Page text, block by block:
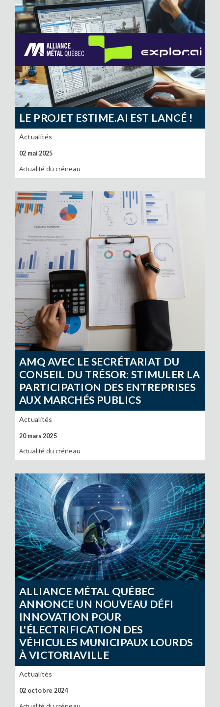
LE PROJET ESTIME.AI EST LANCÉ !
Actualités
02 mai 2025
Actualité du créneau
AMQ AVEC LE SECRÉTARIAT DU
CONSEIL DU TRÉSOR: STIMULER LA
PARTICIPATION DES ENTREPRISES
AUX MARCHÉS PUBLICS
Actualités
20 mars 2025
Actualité du créneau
ALLIANCE MÉTAL QUÉBEC
ANNONCE UN NOUVEAU DÉFI
INNOVATION POUR
L'ÉLECTRIFICATION DES
VÉHICULES MUNICIPAUX LOURDS
À VICTORIAVILLE
Actualités
02 octobre 2024